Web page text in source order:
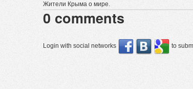
Жители Крыма о мире.
0 comments
Login with social networks to